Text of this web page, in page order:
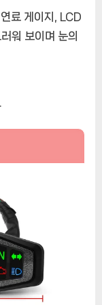
료 게이지, LCD
워 보이며 눈의